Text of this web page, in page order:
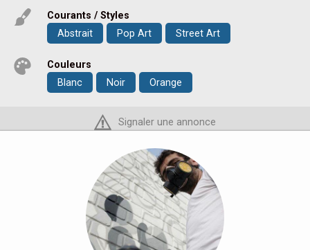
Courants / Styles
Abstrait
Pop Art Street Art
Couleurs
Blanc
Noir Orange
Signaler une annonce